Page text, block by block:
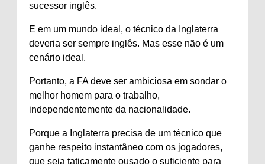
sucessor inglês.
E em um mundo ideal, o técnico da Inglaterra
deveria ser sempre inglês. Mas esse não é um
cenário ideal.
Portanto, a FA deve ser ambiciosa em sondar o
melhor homem para o trabalho,
independentemente da nacionalidade.
Porque a Inglaterra precisa de um técnico que
ganhe respeito instantâneo com os jogadores,
que seja taticamente ousado o suficiente para